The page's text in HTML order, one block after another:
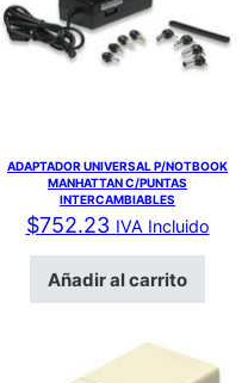
ADAPTADOR UNIVERSAL P/NOTBOOK
MANHATTAN C/PUNTAS
INTERCAMBIABLES
$752.23 IVA Incluido
Añadir al carrito